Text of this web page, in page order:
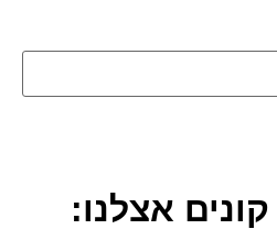
אצלנו: